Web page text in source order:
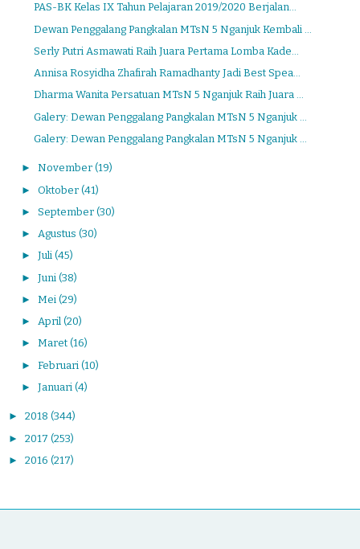
PAS-BK Kelas IX Tahun Pelajaran 2019/2020 Berjalan...
Dewan Penggalang Pangkalan MTsN 5 Nganjuk Kembali ...
Serly Putri Asmawati Raih Juara Pertama Lomba Kade...
Annisa Rosyidha Zhafirah Ramadhanty Jadi Best Spea...
Dharma Wanita Persatuan MTsN 5 Nganjuk Raih Juara ...
Galery: Dewan Penggalang Pangkalan MTsN 5 Nganjuk ...
Galery: Dewan Penggalang Pangkalan MTsN 5 Nganjuk ...
► November (19)
► Oktober (41)
► September (30)
► Agustus (30)
► Juli (45)
► Juni (38)
► Mei (29)
► April (20)
► Maret (16)
► Februari (10)
► Januari (4)
► 2018 (344)
► 2017 (253)
► 2016 (217)